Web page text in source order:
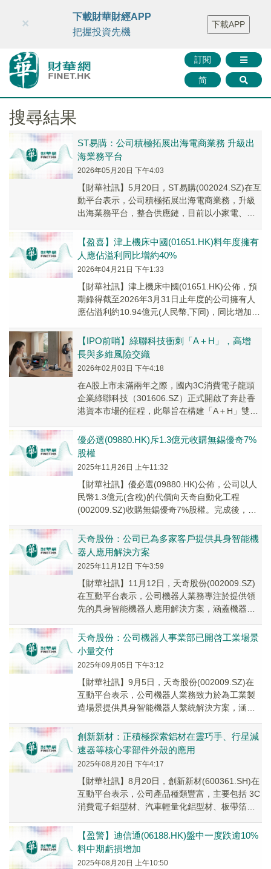
財華智庫網 FINTV FINMETA 財華證券 媒體矩陣
智庫沙龍
聯絡我們
訂閱
简
×
下載財華財經APP
把握投資先機
下載APP
搜尋結果
ST易購：公司積極拓展出海電商業務 升級出
海業務平台
2026年05月20日 下午4:03
【財華社訊】5月20日，ST易購(002024.SZ)在互
動平台表示，公司積極拓展出海電商業務，升級
出海業務平台，整合供應鏈，目前以小家電、
【盈喜】津上機床中國(01651.HK)料年度擁有
人應佔溢利同比增約40%
2026年04月21日 下午1:33
​【財華社訊】津上機床中國(01651.HK)公佈，預
期錄得截至2026年3月31日止年度的公司擁有人
應佔溢利約10.94億元(人民幣,下同)，同比增加約
【IPO前哨】綠聯科技衝刺「A＋H」，高增
長與多維風險交織
2026年02月03日 下午4:18
在A股上市未滿兩年之際，國內3C消費電子龍頭
企業綠聯科技（301606.SZ）正式開啟了奔赴香
港資本市場的征程，此舉旨在構建「A＋H」雙融
優必選(09880.HK)斥1.3億元收購無錫優奇7%
股權
2025年11月26日 上午11:32
【財華社訊】優必選(09880.HK)公佈，公司以人
民幣1.3億元(含稅)的代價向天奇自動化工程
(002009.SZ)收購無錫優奇7%股權。完成後，公
天奇股份：公司已為多家客戶提供具身智能機
器人應用解決方案
2025年11月12日 下午3:59
【財華社訊】11月12日，天奇股份(002009.SZ)
在互動平台表示，公司機器人業務專注於提供領
先的具身智能機器人應用解決方案，涵蓋機器人
天奇股份：公司機器人事業部已開啓工業場景
小量交付
2025年09月05日 下午3:12
【財華社訊】9月5日，天奇股份(002009.SZ)在
互動平台表示，公司機器人業務致力於為工業製
造場景提供具身智能機器人繫統解決方案，涵蓋
創新新材：正積極探索鋁材在靈巧手、行星減
速器等核心零部件外殼的應用
2025年08月20日 下午4:17
【財華社訊】8月20日，創新新材(600361.SH)在
互動平台表示，公司產品種類豐富，主要包括 3C
消費電子鋁型材、汽車輕量化鋁型材、板帶箔、
【盈警】迪信通(06188.HK)盤中一度跌逾10%
料中期虧損增加
2025年08月20日 上午10:50